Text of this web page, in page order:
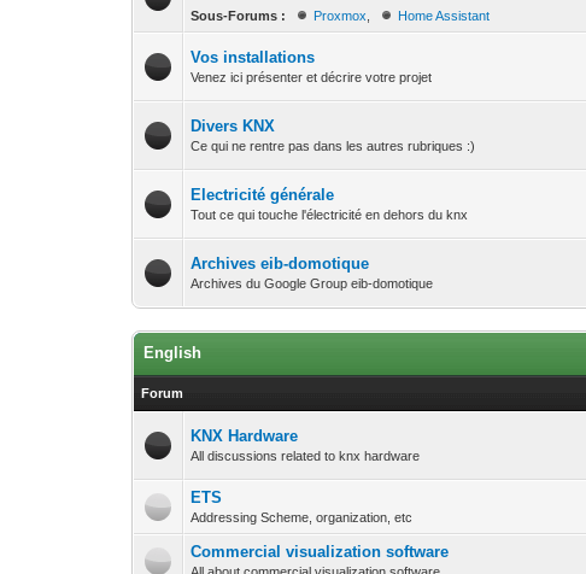
Sous-Forums : Proxmox Home Assistant
Vos installations
Venez ici présenter et décrire votre projet
Divers KNX
Ce qui ne rentre pas dans les autres rubriques :)
Electricité générale
Tout ce qui touche l'électricité en dehors du knx
Archives eib-domotique
Archives du Google Group eib-domotique
English
Forum
KNX Hardware
All discussions related to knx hardware
ETS
Addressing Scheme, organization, etc
Commercial visualization software